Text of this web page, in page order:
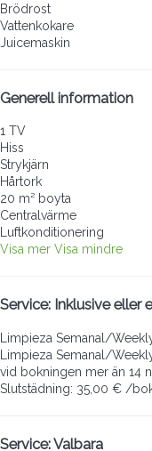
Brödrost
Vattenkokare
Juicemaskin
Generell information
1 TV
Hiss
Strykjärn
Hårtork
20 m² boyta
Centralvärme
Luftkonditionering
Visa mer Visa mindre
Service: Inklusive eller
Limpieza Semanal/
Limpieza Semanal/
vid bokningen mer än 14
Slutstädning: 35,00 € /
Service: Valbara